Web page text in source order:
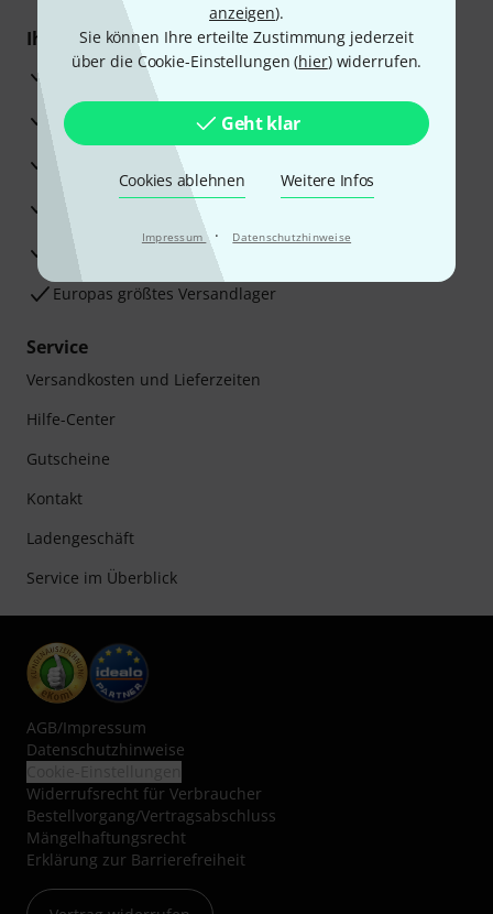
anzeigen).
Sie können Ihre erteilte Zustimmung jederzeit
über die Cookie-Einstellungen (hier) widerrufen.
Geht klar
Cookies ablehnen Weitere Infos
Impressum · Datenschutzhinweise
Ihre Vorteile
3 Jahre Thomann Garantie
30 Tage Money-Back-Garantie
Reparaturservice
Beratung durch Fachexperten
Zufriedenheitsgarantie
Europas größtes Versandlager
Service
Versandkosten und Lieferzeiten
Hilfe-Center
Gutscheine
Kontakt
Ladengeschäft
Service im Überblick
AGB/Impressum
Datenschutzhinweise
Widerrufsrecht für Verbraucher
Bestellvorgang/Vertragsabschluss
Mängelhaftungsrecht
Erklärung zur Barrierefreiheit